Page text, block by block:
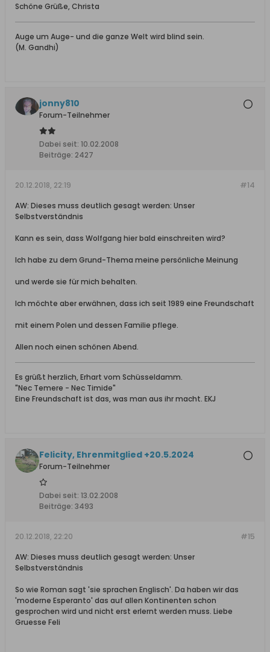
Schöne Grüße, Christa
Auge um Auge- und die ganze Welt wird blind sein.
(M. Gandhi)
jonny810
Forum-Teilnehmer
Dabei seit: 10.02.2008
Beiträge: 2427
#14
20.12.2018, 22:19
AW: Dieses muss deutlich gesagt werden: Unser
Selbstverständnis
Kann es sein, dass Wolfgang hier bald einschreiten wird?
Ich habe zu dem Grund-Thema meine persönliche Meinung
und werde sie für mich behalten.
Ich möchte aber erwähnen, dass ich seit 1989 eine Freundschaft
mit einem Polen und dessen Familie pflege.
Allen noch einen schönen Abend.
Es grüßt herzlich, Erhart vom Schüsseldamm.
"Nec Temere - Nec Timide"
Eine Freundschaft ist das, was man aus ihr macht. EKJ
Felicity, Ehrenmitglied +20.5.2024
Forum-Teilnehmer
Dabei seit: 13.02.2008
Beiträge: 3493
#15
20.12.2018, 22:20
AW: Dieses muss deutlich gesagt werden: Unser
Selbstverständnis
So wie Roman sagt 'sie sprachen Englisch'. Da haben wir das
'moderne Esperanto' das auf allen Kontinenten schon
gesprochen wird und nicht erst erlernt werden muss. Liebe
Gruesse Feli